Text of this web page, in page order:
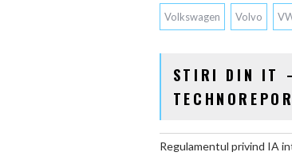
Volkswagen Volvo
STIRI DIN IT
Regulamentul privind IA